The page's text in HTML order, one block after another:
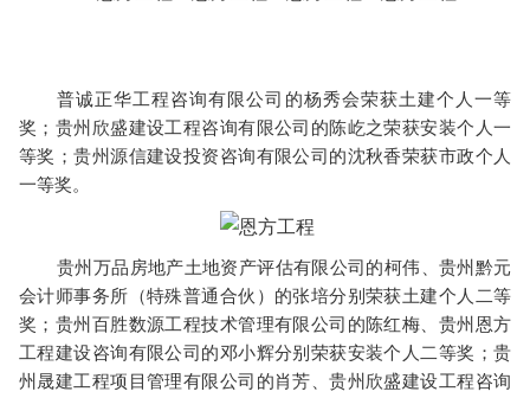
普诚正华工程咨询有限公司的杨秀会荣获土建个人一等
奖；贵州欣盛建设工程咨询有限公司的陈屹之荣获安装个人一
等奖；贵州源信建设投资咨询有限公司的沈秋香荣获市政个人
一等奖。
贵州万品房地产土地资产评估有限公司的柯伟、贵州黔元
会计师事务所（特殊普通合伙）的张培分别荣获土建个人二等
奖；贵州百胜数源工程技术管理有限公司的陈红梅、贵州恩方
工程建设咨询有限公司的邓小辉分别荣获安装个人二等奖；贵
州晟建工程项目管理有限公司的肖芳、贵州欣盛建设工程咨询